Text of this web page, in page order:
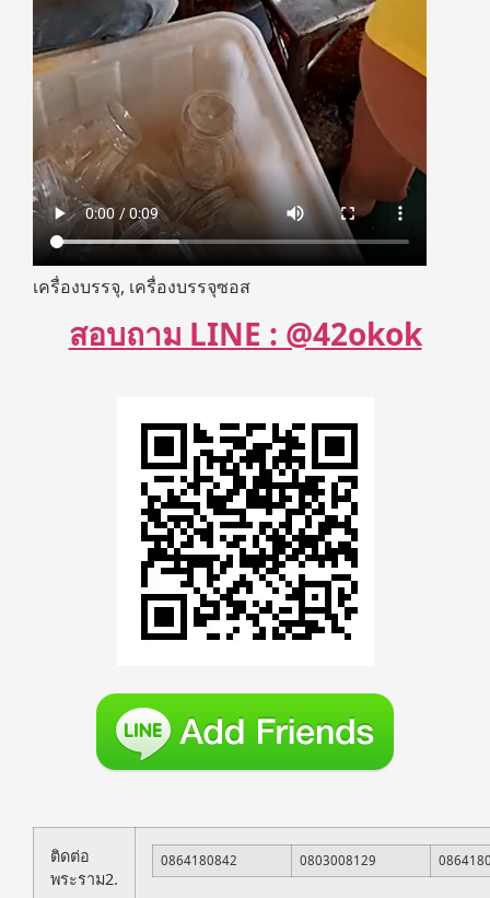
เครื่องบรรจุ, เครื่องบรรจุซอส
สอบถาม LINE : @42okok
ติดต่อ
พระราม2.
0864180842 0803008129